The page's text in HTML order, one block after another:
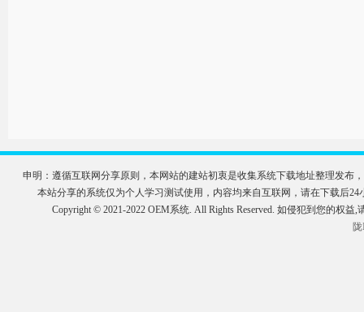
申明：遵循互联网分享原则，本网站的建站初衷是收集系统下载地址整理发布
本站分享的系统仅为个人学习测试使用，内容均来自互联网，请在下载后
Copyright © 2021-2022 OEM系统. All Rights Reserved. 如侵犯到您的权